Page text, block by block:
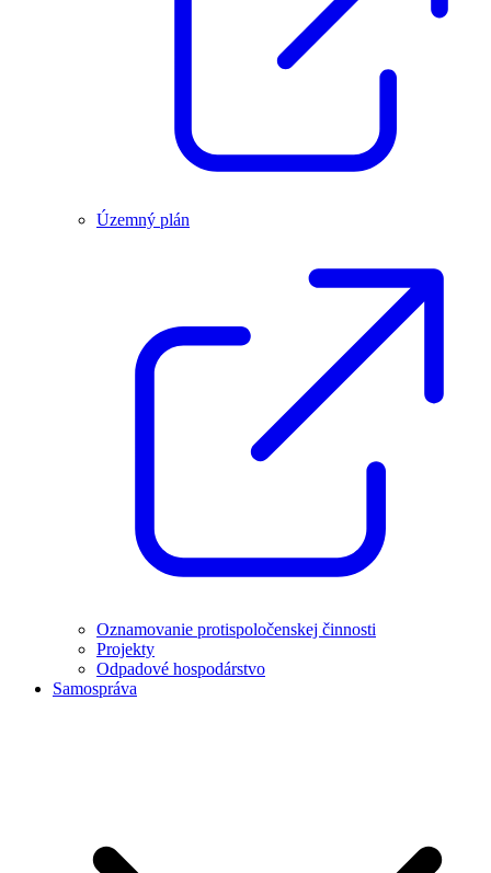
Územný plán
Oznamovanie protispoločenskej činnosti
Projekty
Odpadové hospodárstvo
Samospráva